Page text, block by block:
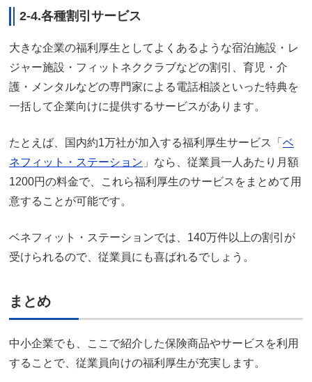
2-4.各種割引サービス
大きな企業の福利厚生としてよくあるような宿泊施設・レ
ジャー施設・フィットネククラブなどの割引、育児・介
護・メンタルなどの専門家による電話相談といった特典を
一括して企業向けに提供するサービスがあります。
たとえば、国内約1万社が加入する福利厚生サービス「 ベ
ネフィット・ステーション 」なら、従業員一人あたり月額
1200円の料金で、これら福利厚生のサービスをまとめて用
意することが可能です。
ベネフィット・ステーションでは、140万件以上の割引が
受けられるので、従業員にも喜ばれるでしょう。
まとめ
中小企業でも、ここで紹介した保険商品やサービスを利用
することで、従業員向けの福利厚生が充実します。